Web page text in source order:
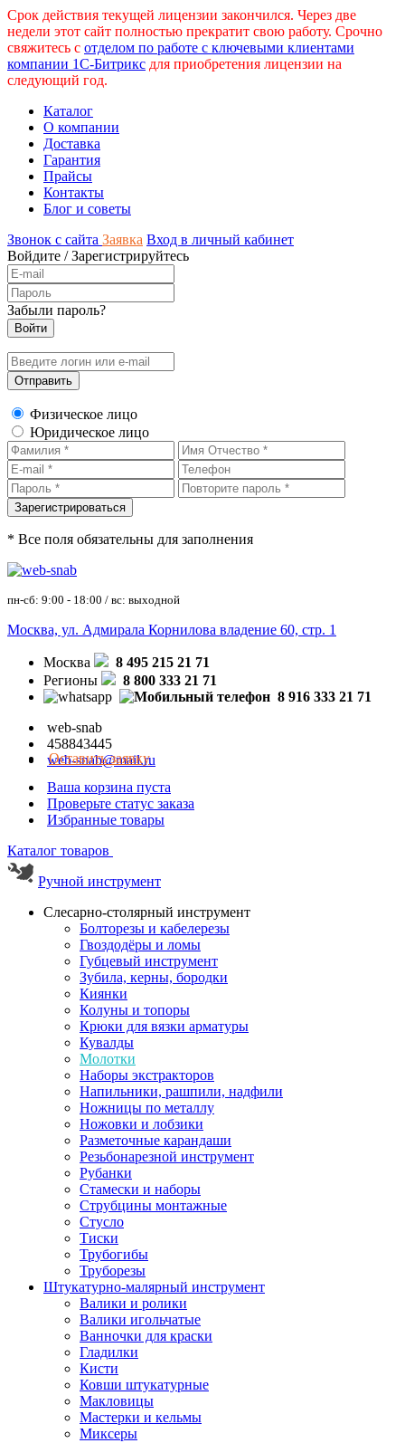
Срок действия текущей лицензии закончился. Через две
недели этот сайт полностью прекратит свою работу. Срочно
свяжитесь с отделом по работе с ключевыми клиентами
компании 1С-Битрикс для приобретения лицензии на
следующий год.
Каталог
О компании
Доставка
Гарантия
Прайсы
Контакты
Блог и советы
Звонок с сайта Заявка Вход в личный кабинет
Войдите /Зарегистрируйтесь
Забыли пароль?
Физическое лицо
Юридическое лицо
* Все поля обязательны для заполнения
пн-сб: 9:00 - 18:00 / вс: выходной
Москва, ул. Адмирала Корнилова владение 60, стр. 1
Москва
8 495 215 21 71
Регионы
8 800 333 21 71
8 916 333 21 71
web-snab
458843445
web-snab@mail.ru
Оставить заявку
Ваша корзина пуста
Проверьте статус заказа
Избранные товары
Каталог товаров
Ручной инструмент
Слесарно-столярный инструмент
Болторезы и кабелерезы
Гвоздодёры и ломы
Губцевый инструмент
Зубила, керны, бородки
Киянки
Колуны и топоры
Крюки для вязки арматуры
Кувалды
Молотки
Наборы экстракторов
Напильники, рашпили, надфили
Ножницы по металлу
Ножовки и лобзики
Разметочные карандаши
Резьбонарезной инструмент
Рубанки
Стамески и наборы
Струбцины монтажные
Стусло
Тиски
Трубогибы
Труборезы
Штукатурно-малярный инструмент
Валики и ролики
Валики игольчатые
Ванночки для краски
Гладилки
Кисти
Ковши штукатурные
Макловицы
Мастерки и кельмы
Миксеры